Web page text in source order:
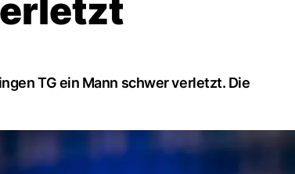
TG ein Mann schwer verletzt. Die